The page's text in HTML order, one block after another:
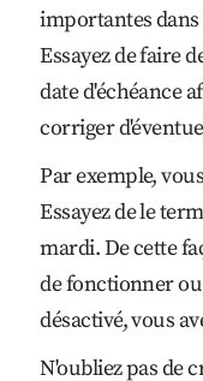
importantes
Essayez de faire
date d'échéance
corriger
Par exemple,
Essayez de le
mardi. De cette
de fonctionner
désactivé, vous
N'oubliez pas de